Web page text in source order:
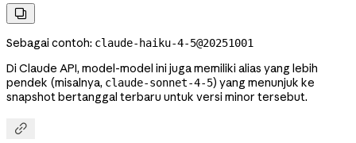

Sebagai contoh: claude-haiku-4-5@20251001
Di Claude API, model-model ini juga memiliki alias yang lebih
pendek (misalnya, claude-sonnet-4-5) yang menunjuk ke
snapshot bertanggal terbaru untuk versi minor tersebut.
